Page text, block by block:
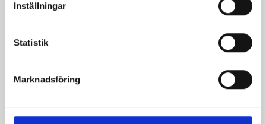
Inställningar
Statistik
Marknadsföring
couscous